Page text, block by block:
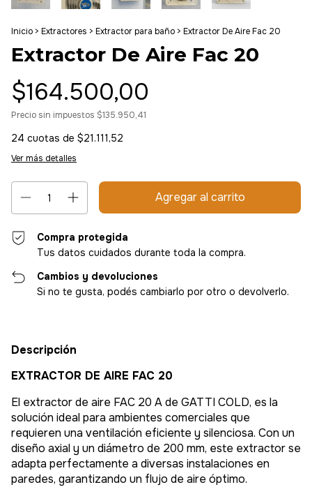
Inicio > Extractores > Extractor para baño > Extractor De Aire Fac 20
Extractor De Aire Fac 20
$164.500,00
Precio sin impuestos $135.950,41
24 cuotas de $21.111,52
Ver más detalles
Compra protegida
Tus datos cuidados durante toda la compra.
Cambios y devoluciones
Si no te gusta, podés cambiarlo por otro o devolverlo.
Descripción
EXTRACTOR DE AIRE FAC 20
El extractor de aire FAC 20 A de GATTI COLD, es la
solución ideal para ambientes comerciales que
requieren una ventilación eficiente y silenciosa. Con un
diseño axial y un diámetro de 200 mm, este extractor se
adapta perfectamente a diversas instalaciones en
paredes, garantizando un flujo de aire óptimo.